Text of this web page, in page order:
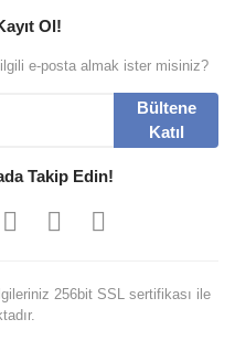
Ol!
e-posta almak ister misiniz?
Bültene
Katıl
Takip Edin!
256bit SSL sertifikası ile